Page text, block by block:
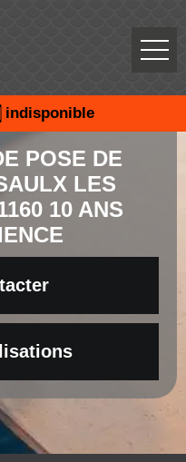
indisponible
POSE DE
LES
10 ANS